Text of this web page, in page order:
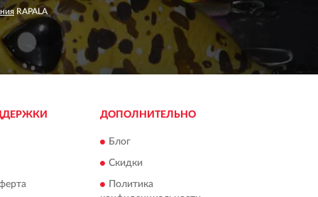
RAPALA
ДОПОЛНИТЕЛЬНО
Блог
Скидки
Политика